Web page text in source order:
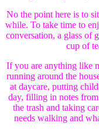
No the point here is to
while. To take time to
conversation, a glass of
cup of
If you are anything like
running around the
at daycare, putting
day, filling in notes
the trash and taking
needs walking and